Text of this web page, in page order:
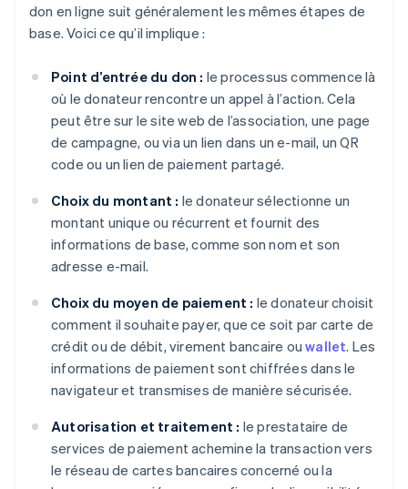
don en ligne suit généralement les mêmes étapes de
base. Voici ce qu’il implique :
Point d’entrée du don : le processus commence là
où le donateur rencontre un appel à l’action. Cela
peut être sur le site web de l’association, une page
de campagne, ou via un lien dans un e-mail, un QR
code ou un lien de paiement partagé.
Choix du montant : le donateur sélectionne un
montant unique ou récurrent et fournit des
informations de base, comme son nom et son
adresse e-mail.
Choix du moyen de paiement : le donateur choisit
comment il souhaite payer, que ce soit par carte de
crédit ou de débit, virement bancaire ouwallet. Les
informations de paiement sont chiffrées dans le
navigateur et transmises de manière sécurisée.
Autorisation et traitement : le prestataire de
services de paiement achemine la transaction vers
le réseau de cartes bancaires concerné ou la